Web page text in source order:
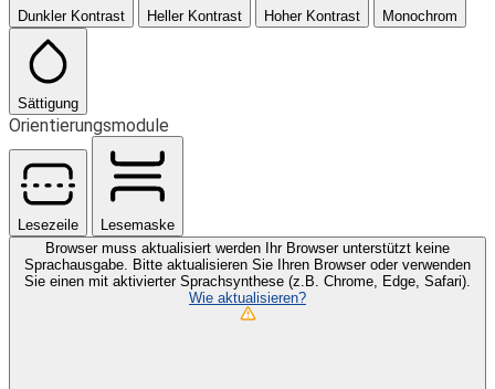
Dunkler Kontrast Heller Kontrast Hoher Kontrast Monochrom
Sättigung
Orientierungsmodule
Lesezeile
Lesemaske
Browser muss aktualisiert werden Ihr Browser unterstützt keine
Sprachausgabe. Bitte aktualisieren Sie Ihren Browser oder verwenden
Sie einen mit aktivierter Sprachsynthese (z.B. Chrome, Edge, Safari).
Wie aktualisieren?